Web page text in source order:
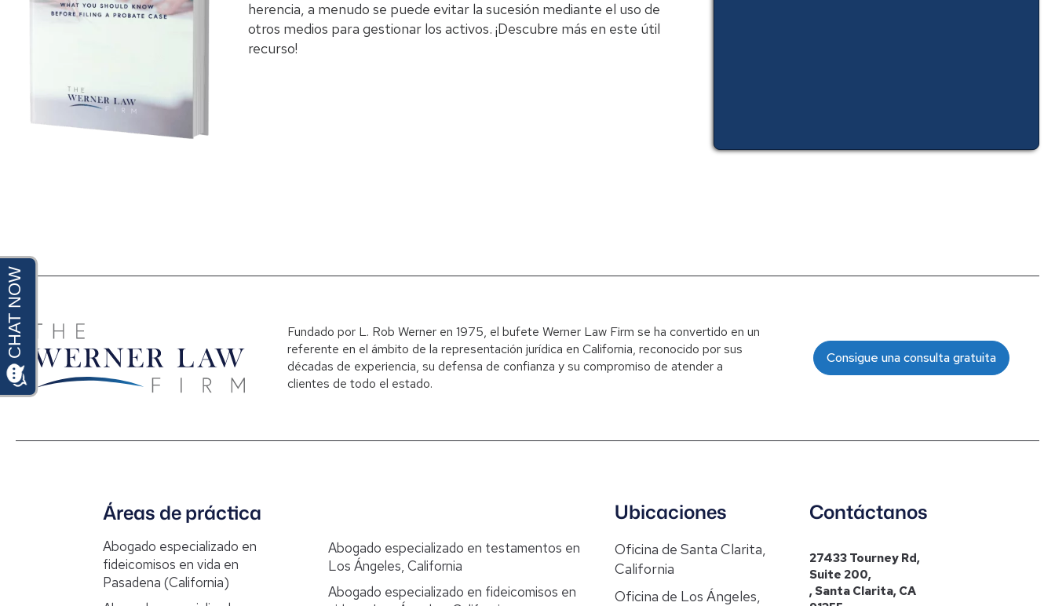
herencia, a menudo se puede evitar la sucesión mediante el uso de
otros medios para gestionar los activos. ¡Descubre más en este útil
recurso!
Fundado por L. Rob Werner en 1975, el bufete Werner Law Firm se ha convertido en un
referente en el ámbito de la representación jurídica en California, reconocido por sus
décadas de experiencia, su defensa de confianza y su compromiso de atender a
clientes de todo el estado.
Consigue una consulta gratuita
Áreas de práctica
Abogado especializado en
fideicomisos en vida en
Pasadena (California)
Abogado especializado en testamentos en
Los Ángeles, California
Abogado especializado en fideicomisos en
Ubicaciones
Oficina de Santa Clarita,
California
Oficina de Los Ángeles,
Contáctanos
27433 Tourney Rd,
Suite 200,
, Santa Clarita, CA